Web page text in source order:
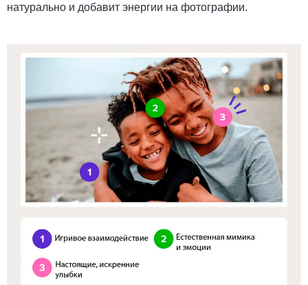
натурально и добавит энергии на фотографии.